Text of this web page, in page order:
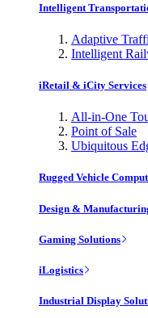
Intelligent
Adaptive
Intelligent
iRetail & iCity Services
All-in-One
Point of Sale
Ubiquitous
Rugged Vehicle
Design &
Gaming Solutions
iLogistics
Industrial Display